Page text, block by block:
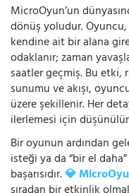
MicroOyun’un
dönüş yoludur. Oyuncu,
kendine ait bir alana
odaklanır; zaman
saatler geçmiş. Bu etki,
sunumu ve akışı,
üzere şekillenir. Her
ilerlemesi için
Bir oyunun ardından
isteği ya da “bir el
başarısıdır.💎